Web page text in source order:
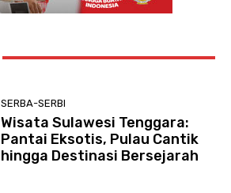
SERBA-SERBI
Wisata Sulawesi Tenggara:
Pantai Eksotis, Pulau Cantik
hingga Destinasi Bersejarah